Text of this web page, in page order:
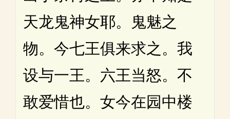
天龙鬼神女耶。鬼魅之
物。今七王俱来求之。我
设与一王。六王当怒。不
敢爱惜也。女今在园中楼